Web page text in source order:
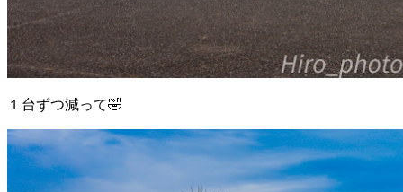
１台ずつ減って🤣